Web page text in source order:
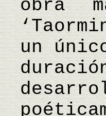
obra
un